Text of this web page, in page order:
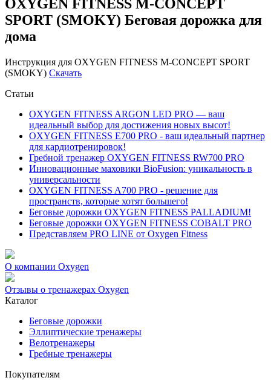
OXYGEN FITNESS M-CONCEPT
SPORT (SMOKY) Беговая дорожка для
дома
Инструкция для OXYGEN FITNESS M-CONCEPT SPORT
(SMOKY) Скачать
Статьи
OXYGEN FITNESS ARGON LED PRO — ваш
идеальный выбор для достижения новых высот!
OXYGEN FITNESS E700 PRO - ваш идеальный партнер
для кардиотренировок!
Гребной тренажер OXYGEN FITNESS RW700 PRO
Инновационные маховики BioFusion: уникальность в
универсальности
OXYGEN FITNESS A700 PRO - решение для
пространств, которые хотят большего!
Беговые дорожки OXYGEN FITNESS PALLADIUM!
Беговые дорожки OXYGEN FITNESS COBALT PRO
Представляем PRO LINE от Oxygen Fitness
О компании Oxygen
Отзывы о тренажерах Oxygen
Каталог
Беговые дорожки
Эллиптические тренажеры
Велотренажеры
Гребные тренажеры
Покупателям